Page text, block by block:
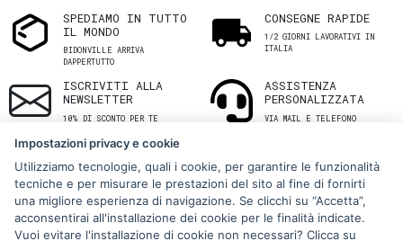
SPEDIAMO IN TUTTO
IL MONDO
BIDONVILLE ARRIVA
DAPPERTUTTO
CONSEGNE RAPIDE
1/2 GIORNI LAVORATIVI IN
ITALIA
ISCRIVITI ALLA
NEWSLETTER
10% DI SCONTO PER TE
ASSISTENZA
PERSONALIZZATA
VIA MAIL E TELEFONO
Impostazioni privacy e cookie
Utilizziamo tecnologie, quali i cookie, per garantire le funzionalità
tecniche e per misurare le prestazioni del sito al fine di fornirti
una migliore esperienza di navigazione. Se clicchi su “Accetta”,
acconsentirai all'installazione dei cookie per le finalità indicate.
Vuoi evitare l'installazione di cookie non necessari? Clicca su